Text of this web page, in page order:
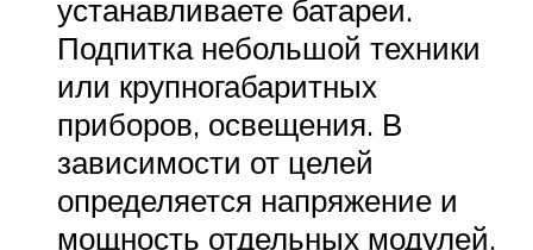
устанавливаете батареи.
Подпитка небольшой техники
или крупногабаритных
приборов, освещения. В
зависимости от целей
определяется напряжение и
мощность отдельных модулей.